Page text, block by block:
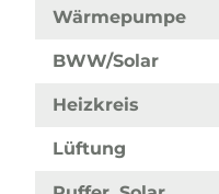
Wärmepumpe
BWW/Solar
Heizkreis
Lüftung